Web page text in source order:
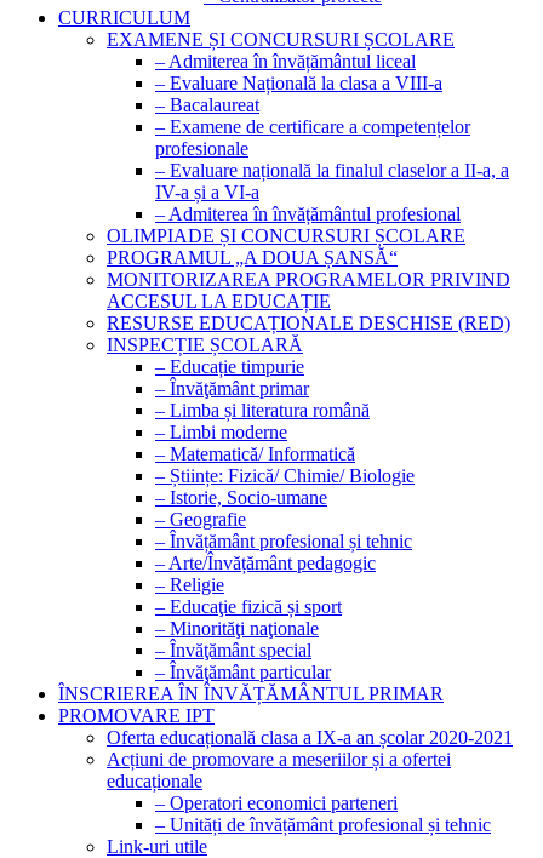
CURRICULUM
EXAMENE ȘI CONCURSURI ȘCOLARE
– Admiterea în învățământul liceal
– Evaluare Națională la clasa a VIII-a
– Bacalaureat
– Examene de certificare a competențelor
profesionale
– Evaluare națională la finalul claselor a II-a, a
IV-a și a VI-a
– Admiterea în învățământul profesional
OLIMPIADE ȘI CONCURSURI ȘCOLARE
PROGRAMUL „A DOUA ȘANSĂ“
MONITORIZAREA PROGRAMELOR PRIVIND
ACCESUL LA EDUCAȚIE
RESURSE EDUCAȚIONALE DESCHISE (RED)
INSPECȚIE ȘCOLARĂ
– Educație timpurie
– Învăţământ primar
– Limba și literatura română
– Limbi moderne
– Matematică/ Informatică
– Științe: Fizică/ Chimie/ Biologie
– Istorie, Socio-umane
– Geografie
– Învățământ profesional și tehnic
– Arte/Învățământ pedagogic
– Religie
– Educaţie fizică și sport
– Minorităţi naţionale
– Învăţământ special
– Învăţământ particular
ÎNSCRIEREA ÎN ÎNVĂȚĂMÂNTUL PRIMAR
PROMOVARE IPT
Oferta educațională clasa a IX-a an școlar 2020-2021
Acțiuni de promovare a meseriilor și a ofertei
educaționale
– Operatori economici parteneri
– Unități de învățământ profesional și tehnic
Link-uri utile